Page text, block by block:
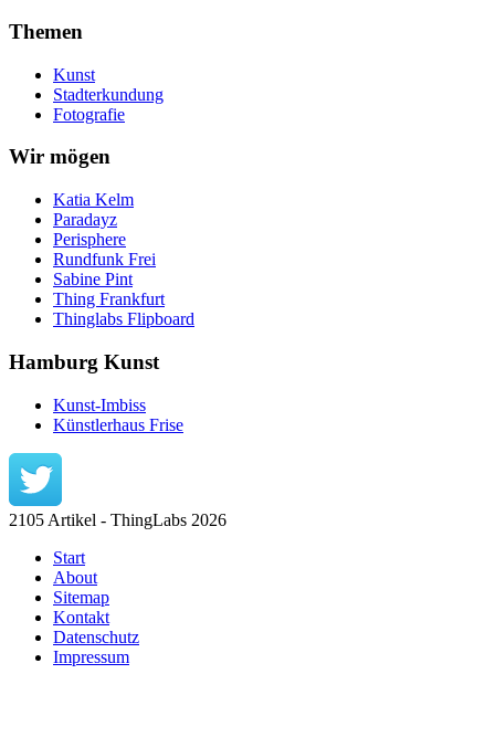
Themen
Kunst
Stadterkundung
Fotografie
Wir mögen
Katia Kelm
Paradayz
Perisphere
Rundfunk Frei
Sabine Pint
Thing Frankfurt
Thinglabs Flipboard
Hamburg Kunst
Kunst-Imbiss
Künstlerhaus Frise
2105 Artikel - ThingLabs 2026
Start
About
Sitemap
Kontakt
Datenschutz
Impressum